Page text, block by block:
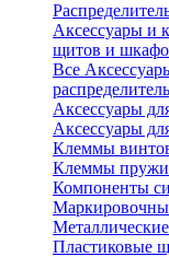
Аксессуары и
щитов и
Все
Аксессуары
Аксессуары
Клеммы
Клеммы
Компоненты
Пластиковые